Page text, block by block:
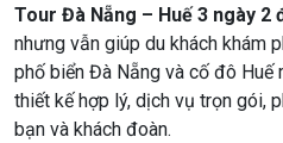
Tour Đà Nẵng – Huế 3 ngày 2
nhưng vẫn giúp du khách khám
phố biển Đà Nẵng và cố đô
thiết kế hợp lý, dịch vụ trọn gói,
bạn và khách đoàn.